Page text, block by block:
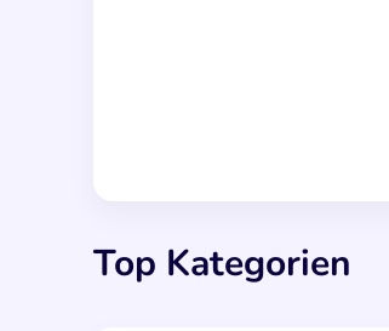
Top Kategorien